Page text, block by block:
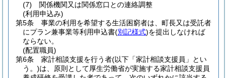
(7)
関係機関又は関係窓口との連絡調整
(利用申込み)
第5条
事業の利用を希望する生活困窮者は、町長又は受託者
にプラン兼事業等利用申込書(別記様式)を提出しなければ
ならない。
(配置職員)
第6条
家計相談支援を行う者(以下「家計相談支援員」とい
う。)は、原則として厚生労働省が実施する家計相談支援員